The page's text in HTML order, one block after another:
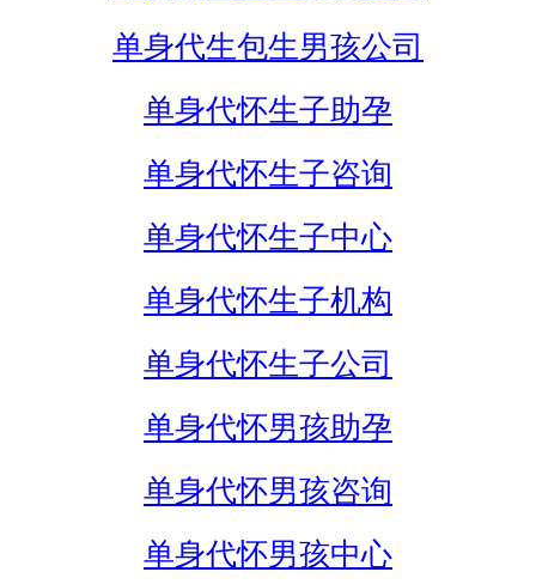
单身代生包生男孩公司
单身代怀生子助孕
单身代怀生子咨询
单身代怀生子中心
单身代怀生子机构
单身代怀生子公司
单身代怀男孩助孕
单身代怀男孩咨询
单身代怀男孩中心